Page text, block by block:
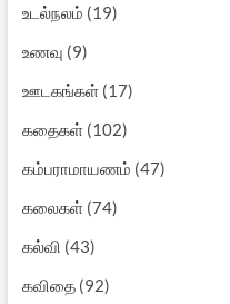
உடல்நலம் (19)
உணவு (9)
ஊடகங்கள்(17)
கதைகள்(102)
கம்பராமாயணம் (47)
கலைகள்(74)
கல்வி (43)
கவிதை(92)